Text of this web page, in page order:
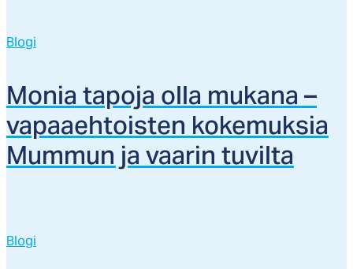
Blogi
Mo­nia ta­po­ja ol­la mu­ka­na –
va­paaeh­tois­ten ko­ke­muk­sia
Mum­mun ja vaa­rin tu­vil­ta
Blogi